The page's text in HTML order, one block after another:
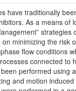
have traditionally
As a means
strategies
minimizing the risk
flow conditions
connected to
performed
and motion